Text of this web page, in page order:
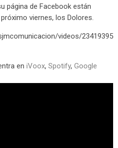
página de Facebook están
viernes, los Dolores.
videos/23419395
en iVoox, Spotify, Google